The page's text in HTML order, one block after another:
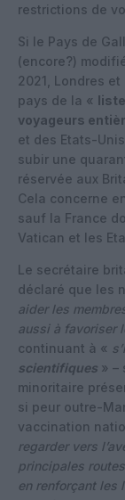
restrictions de
Si le Pays de
(encore?)
2021, Londres
pays de la «
voyageurs
et des Etats-
subir une
réservée aux
Cela concerne
sauf la France
Vatican et les
Le secrétaire
déclaré que les
aider les
aussi à favoriser
continuant à «
scientifiques » –
minoritaire
si peur outre-
vaccination
regarder vers
principales
en renforçant les